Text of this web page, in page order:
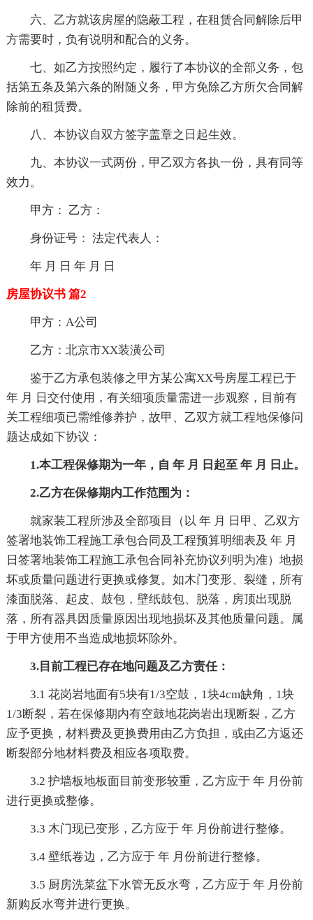
六、乙方就该房屋的隐蔽工程，在租赁合同解除后甲
方需要时，负有说明和配合的义务。
七、如乙方按照约定，履行了本协议的全部义务，包
括第五条及第六条的附随义务，甲方免除乙方所欠合同解
除前的租赁费。
八、本协议自双方签字盖章之日起生效。
九、本协议一式两份，甲乙双方各执一份，具有同等
效力。
甲方： 乙方：
身份证号： 法定代表人：
年 月 日 年 月 日
房屋协议书 篇2
甲方：A公司
乙方：北京市XX装潢公司
鉴于乙方承包装修之甲方某公寓XX号房屋工程已于
年 月 日交付使用，有关细项质量需进一步观察，目前有
关工程细项已需维修养护，故甲、乙双方就工程地保修问
题达成如下协议：
1.本工程保修期为一年，自 年 月 日起至 年 月 日止。
2.乙方在保修期内工作范围为：
就家装工程所涉及全部项目（以 年 月 日甲、乙双方
签署地装饰工程施工承包合同及工程预算明细表及 年 月
日签署地装饰工程施工承包合同补充协议列明为准）地损
坏或质量问题进行更换或修复。如木门变形、裂缝，所有
漆面脱落、起皮、鼓包，壁纸鼓包、脱落，房顶出现脱
落，所有器具因质量原因出现地损坏及其他质量问题。属
于甲方使用不当造成地损坏除外。
3.目前工程已存在地问题及乙方责任：
3.1 花岗岩地面有5块有1/3空鼓，1块4cm缺角，1块
1/3断裂，若在保修期内有空鼓地花岗岩出现断裂，乙方
应予更换，材料费及更换费用由乙方负担，或由乙方返还
断裂部分地材料费及相应各项取费。
3.2 护墙板地板面目前变形较重，乙方应于 年 月份前
进行更换或整修。
3.3 木门现已变形，乙方应于 年 月份前进行整修。
3.4 壁纸卷边，乙方应于 年 月份前进行整修。
3.5 厨房洗菜盆下水管无反水弯，乙方应于 年 月份前
新购反水弯并进行更换。